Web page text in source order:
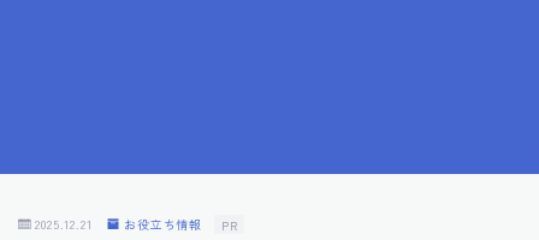
10.フィードバックを活用する方法
2025.12.21 お役立ち情報 PR